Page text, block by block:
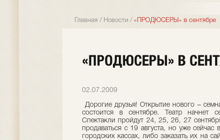
Главная / Новости / «ПРОДЮСЕРЫ» в сентябре
«ПРОДЮСЕРЫ» В
02.07.2009
Дорогие друзья! Открытие нового –
состоится в сентябре. Театр начнет
Спектакли пройдут 24, 25, 26, 27
продаваться с 19 августа, но уже
городских кассах, либо заказать их на